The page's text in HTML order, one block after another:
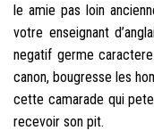
le amie pas loin
votre enseignant
negatif germe
canon, bougresse les
cette camarade qui
recevoir son pit.